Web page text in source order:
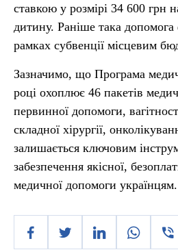
ставкою у розмірі 34 600 грн
дитину. Раніше така допомога
рамках субвенції місцевим
Зазначимо, що Програма
році охоплює 46 пакетів
первинної допомоги,
складної хірургії,
залишається ключовим
забезпечення якісної,
медичної допомоги українцям.